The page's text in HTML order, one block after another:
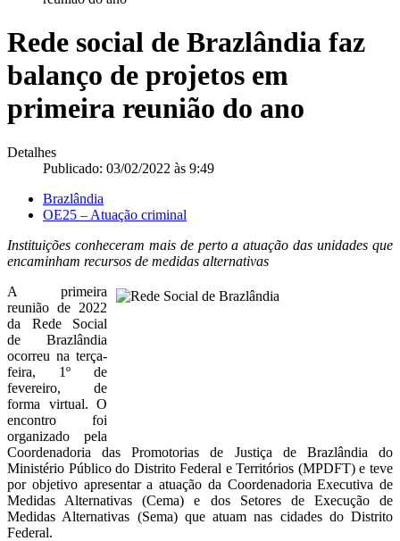
Rede social de Brazlândia faz
balanço de projetos em
primeira reunião do ano
Detalhes
Publicado: 03/02/2022 às 9:49
Brazlândia
OE25 – Atuação criminal
Instituições conheceram mais de perto a atuação das unidades que
encaminham recursos de medidas alternativas
A primeira
reunião de 2022
da Rede Social
de Brazlândia
ocorreu na terça-
feira, 1º de
fevereiro, de
forma virtual. O
encontro foi
organizado pela
Coordenadoria das Promotorias de Justiça de Brazlândia do
Ministério Público do Distrito Federal e Territórios (MPDFT) e teve
por objetivo apresentar a atuação da Coordenadoria Executiva de
Medidas Alternativas (Cema) e dos Setores de Execução de
Medidas Alternativas (Sema) que atuam nas cidades do Distrito
Federal.